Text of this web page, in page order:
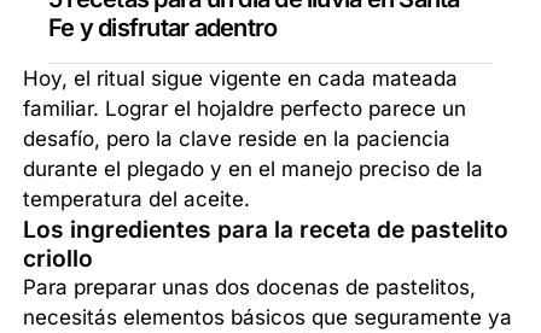
Fe y disfrutar adentro
Hoy, el ritual sigue vigente en cada mateada
familiar. Lograr el hojaldre perfecto parece un
desafío, pero la clave reside en la paciencia
durante el plegado y en el manejo preciso de la
temperatura del aceite.
Los ingredientes para la receta de pastelito
criollo
Para preparar unas dos docenas de pastelitos,
necesitás elementos básicos que seguramente ya